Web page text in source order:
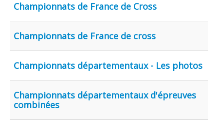
Championnats de France de Cross
Championnats de France de cross
Championnats départementaux - Les photos
Championnats départementaux d'épreuves
combinées